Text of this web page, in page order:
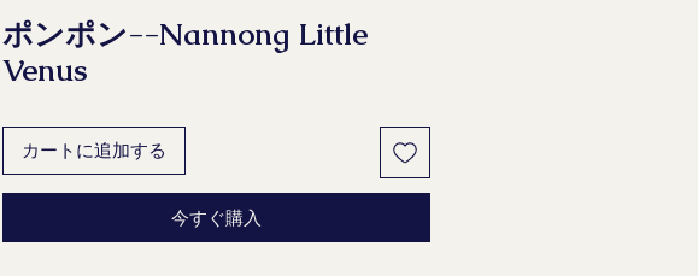
ポンポン--Nannong Little
Venus
カートに追加する
今すぐ購入